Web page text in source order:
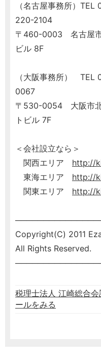
（名古屋事務所）
220-2104
〒460-0003 名古屋
ビル 8F
（大阪事務所）
0067
〒530-0054 大阪市北
トビル 7F
＜会社設立なら＞
関西エリア http://
東海エリア http://
関東エリア http://
Copyright(C) 2011
All Rights Reserved.
税理士法人 江崎総合
ールをみる